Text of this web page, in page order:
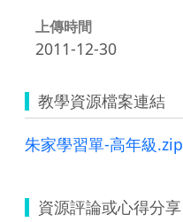
上傳時間
2011-12-30
教學資源檔案連結
朱家學習單-高年級.zip
資源評論或心得分享